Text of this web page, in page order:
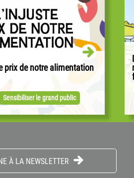
prix de notre alimentation
de notre alimentation.
agricole et alimentaire...
Civam aux côtés du
de Solidarité Paysans et
Sensibiliser le grand public
À LA NEWSLETTER